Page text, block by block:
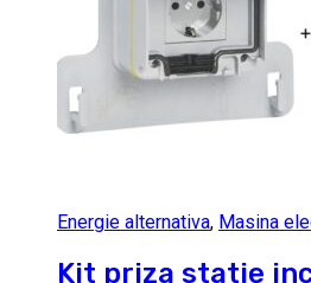
Energie alternativa, Masina
Kit priza statie